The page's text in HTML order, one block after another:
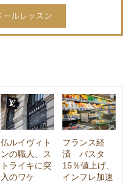
仏ルイヴィト
ンの職人、ス
トライキに突
入のワケ
フランス経
済 パスタ
15％値上げ、
インフレ加速